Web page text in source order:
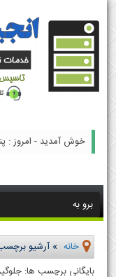
خوش آمدید - امروز : پنجشنبه ۱۵
خانه »آرشیو
بایگانی برچسب ها: